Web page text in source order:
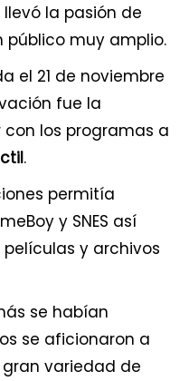
la pasión de
muy amplio.
el 21 de noviembre
fue la
los programas a
.
permitía
y SNES así
y archivos
se habían
se aficionaron a
variedad de